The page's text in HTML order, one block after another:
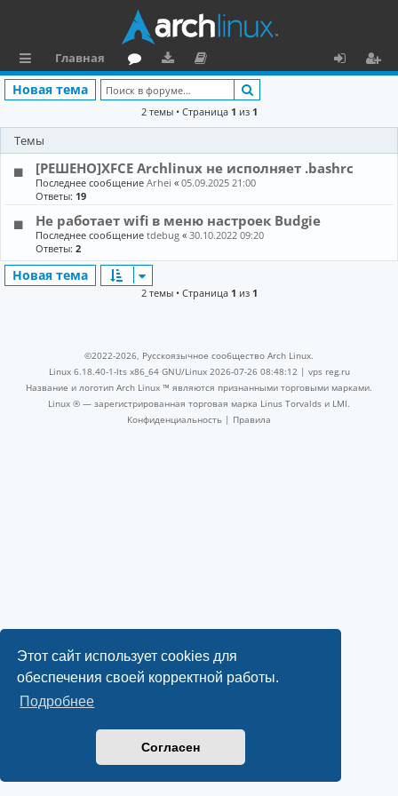
Этот сайт использует cookies для
обеспечения своей корректной работы.
Подробнее
Согласен
с
л
к
Главная
о
аг
ру
и
о
ку
е
н
та
ц
я
Новая тема
2 темы • Страница 1 из 1
Темы
[РЕШЕНО]XFCE Archlinux не исполняет .bashrc
Последнее сообщениеArhei «05.09.2025 21:00
Ответы: 19
Не работает wifi в меню настроек Budgie
Последнее сообщениеtdebug «30.10.2022 09:20
Ответы:2
Новая тема
2 темы • Страница 1 из 1
©2022-2026, Русскоязычное сообщество Arch Linux.
Linux 6.18.40-1-lts x86_64 GNU/Linux 2026-07-26 08:48:12 | vps reg.ru
Название и логотип Arch Linux ™ являются признанными торговыми марками.
Linux ® — зарегистрированная торговая марка Linus Torvalds и LMI.
Конфиденциальность | Правила